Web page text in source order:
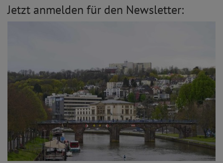
Jetzt anmelden für den Newsletter: